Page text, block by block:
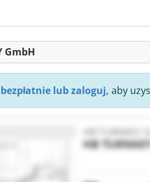
GmbH
lub zaloguj, aby
HB TURNKEY
HB